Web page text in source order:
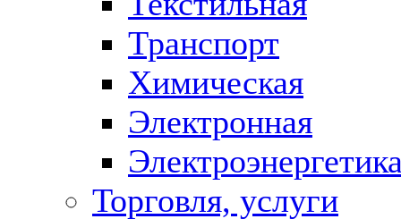
Транспорт
Химическая
Электронная
Торговля, услуги